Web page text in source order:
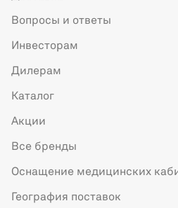
Вопросы и ответы
Инвесторам
Дилерам
Каталог
Акции
Все бренды
Оснащение медицинских
География поставок